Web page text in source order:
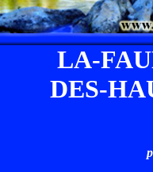
LA-
DES-